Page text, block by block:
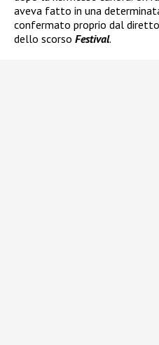
aveva fatto in una
confermato proprio dal
dello scorso Festival.